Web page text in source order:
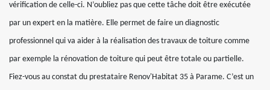
vérification de celle-ci. N’oubliez pas que cette tâche doit être exécutée
par un expert en la matière. Elle permet de faire un diagnostic
professionnel qui va aider à la réalisation des travaux de toiture comme
par exemple la rénovation de toiture qui peut être totale ou partielle.
Fiez-vous au constat du prestataire Renov'Habitat 35 à Parame. C’est un